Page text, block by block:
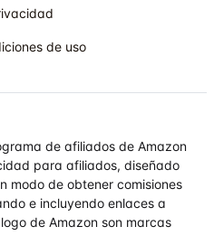
de uso
de afiliados de Amazon
para afiliados, diseñado
modo de obtener comisiones
e incluyendo enlaces a
de Amazon son marcas